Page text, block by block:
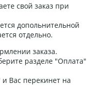
свой заказ при
допольнительной
отдельно.
заказа.
разделе "Оплата"
Вас перекинет на